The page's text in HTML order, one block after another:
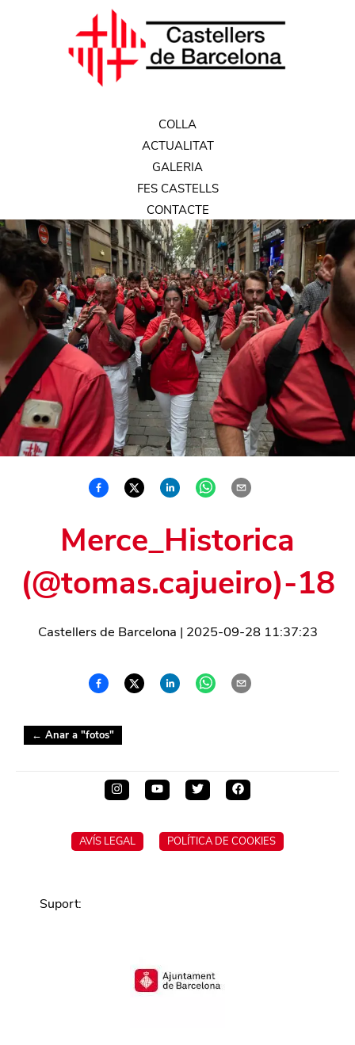
COLLA
ACTUALITAT
GALERIA
FES CASTELLS
CONTACTE
Merce_Historica
(@tomas.cajueiro)-18
Castellers de Barcelona | 2025-09-28 11:37:23
← Anar a "fotos"
AVÍS LEGAL POLÍTICA DE COOKIES
Suport: